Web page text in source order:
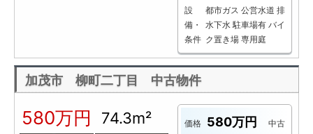
設
備・
条件
都市ガス 公営水道 排
水下水 駐車場有 バイ
ク置き場 専用庭
加茂市 柳町二丁目 中古物件
580万円 74.3m² 価格 580万円
中古